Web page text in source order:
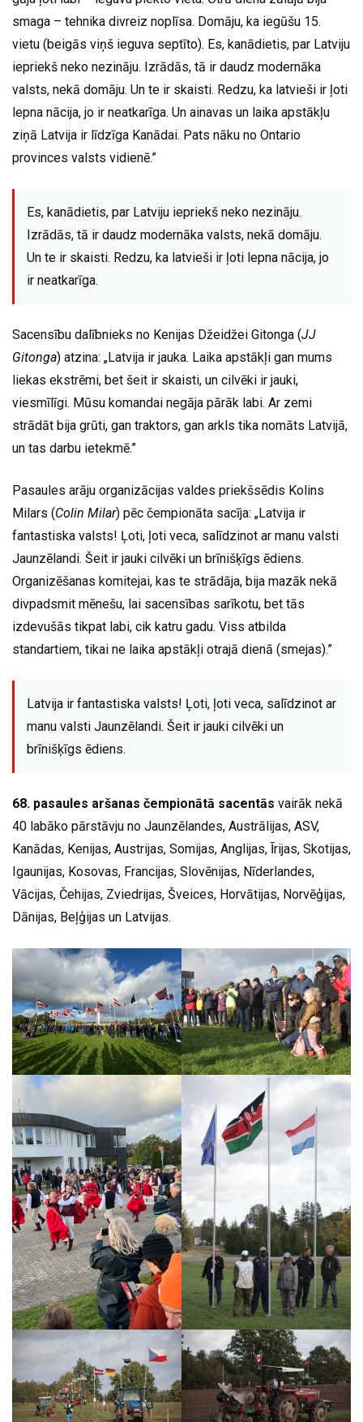
smaga – tehnika divreiz noplīsa. Domāju, ka iegūšu 15.
vietu (beigās viņš ieguva septīto). Es, kanādietis, par Latviju
iepriekš neko nezināju. Izrādās, tā ir daudz modernāka
valsts, nekā domāju. Un te ir skaisti. Redzu, ka latvieši ir ļoti
lepna nācija, jo ir neatkarīga. Un ainavas un laika apstākļu
ziņā Latvija ir līdzīga Kanādai. Pats nāku no Ontario
provinces valsts vidienē.”
Es, kanādietis, par Latviju iepriekš neko nezināju.
Izrādās, tā ir daudz modernāka valsts, nekā domāju.
Un te ir skaisti. Redzu, ka latvieši ir ļoti lepna nācija, jo
ir neatkarīga.
Sacensību dalībnieks no Kenijas Džeidžei Gitonga (JJ
Gitonga) atzina: „Latvija ir jauka. Laika apstākļi gan mums
liekas ekstrēmi, bet šeit ir skaisti, un cilvēki ir jauki,
viesmīlīgi. Mūsu komandai negāja pārāk labi. Ar zemi
strādāt bija grūti, gan traktors, gan arkls tika nomāts Latvijā,
un tas darbu ietekmē.”
Pasaules arāju organizācijas valdes priekšsēdis Kolins
Milars (Colin Milar) pēc čempionāta sacīja: „Latvija ir
fantastiska valsts! Ļoti, ļoti veca, salīdzinot ar manu valsti
Jaunzēlandi. Šeit ir jauki cilvēki un brīnišķīgs ēdiens.
Organizēšanas komitejai, kas te strādāja, bija mazāk nekā
divpadsmit mēnešu, lai sacensības sarīkotu, bet tās
izdevušās tikpat labi, cik katru gadu. Viss atbilda
standartiem, tikai ne laika apstākļi otrajā dienā (smejas).”
Latvija ir fantastiska valsts! Ļoti, ļoti veca, salīdzinot ar
manu valsti Jaunzēlandi. Šeit ir jauki cilvēki un
brīnišķīgs ēdiens.
68. pasaules aršanas čempionātā sacentās vairāk nekā
40 labāko pārstāvju no Jaunzēlandes, Austrālijas, ASV,
Kanādas, Kenijas, Austrijas, Somijas, Anglijas, Īrijas, Skotijas,
Igaunijas, Kosovas, Francijas, Slovēnijas, Nīderlandes,
Vācijas, Čehijas, Zviedrijas, Šveices, Horvātijas, Norvēģijas,
Dānijas, Beļģijas un Latvijas.